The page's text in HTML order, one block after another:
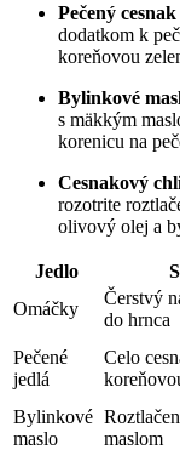
Pečený cesnak
dodatkom k
koreňovou
Bylinkové
s mäkkým
korenicu na
Cesnakový
rozotrite
olivový olej a
Jedlo
Omáčky
Čerstvý
do hrnca
Pečené
jedlá
Celo
Bylinkové
maslo
maslom